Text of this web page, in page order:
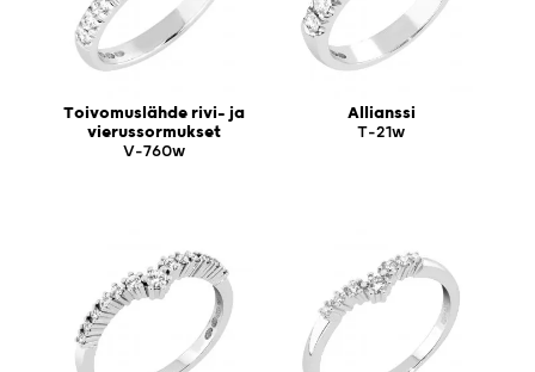
Toivomuslähde rivi- ja
vierussormukset
V-760w
Allianssi
T-21w